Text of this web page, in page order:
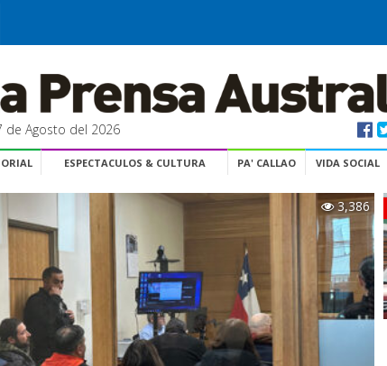
de Agosto del 2026
ESPECTACULOS & CULTURA PA' CALLAO VIDA SOCIAL
3,386